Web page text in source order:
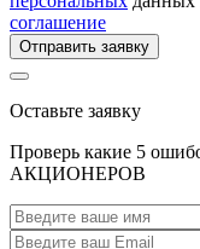
соглашение
Отправить заявку
Оставьте заявку
Проверь какие 5
АКЦИОНЕРОВ